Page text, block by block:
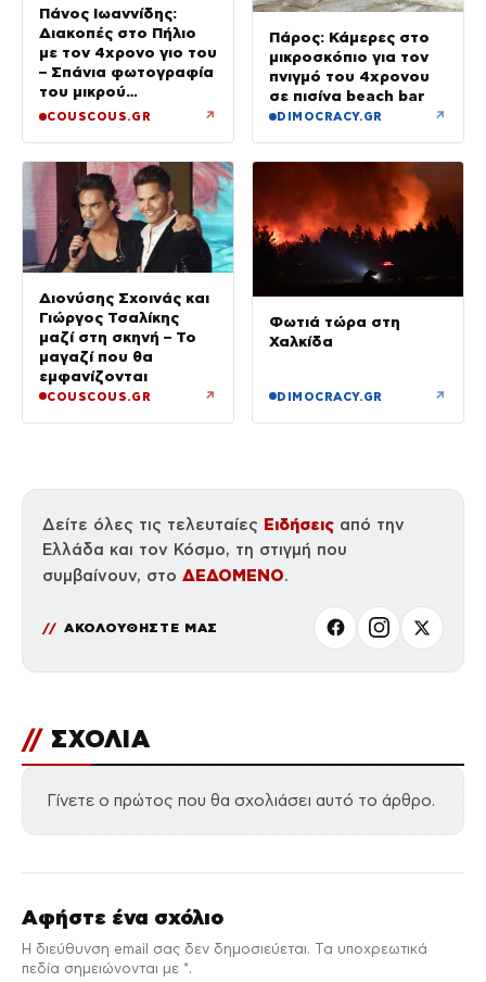
Πάνος Ιωαννίδης:
Διακοπές στο Πήλιο
με τον 4χρονο γιο του
– Σπάνια φωτογραφία
του μικρού
Κωνσταντίνου
COUSCOUS.GR ↗
Πάρος: Κάμερες στο
μικροσκόπιο για τον
πνιγμό του 4χρονου
σε πισίνα beach bar
DIMOCRACY.GR ↗
Διονύσης Σχοινάς και
Γιώργος Τσαλίκης
μαζί στη σκηνή – Το
μαγαζί που θα
εμφανίζονται
COUSCOUS.GR ↗
Φωτιά τώρα στη
Χαλκίδα
DIMOCRACY.GR ↗
Δείτε όλες τις τελευταίες Ειδήσεις από την
Ελλάδα και τον Κόσμο, τη στιγμή που
συμβαίνουν, στο ΔΕΔΟΜΕΝΟ.
ΑΚΟΛΟΥΘΗΣΤΕ ΜΑΣ
// ΣΧΟΛΙΑ
Γίνετε ο πρώτος που θα σχολιάσει αυτό το άρθρο.
Αφήστε ένα σχόλιο
Η διεύθυνση email σας δεν δημοσιεύεται. Τα υποχρεωτικά
πεδία σημειώνονται με *.